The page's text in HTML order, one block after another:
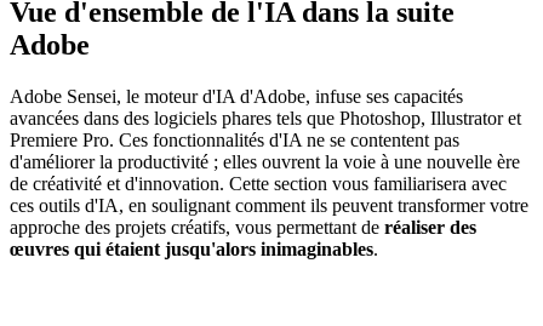
Vue d'ensemble de l'IA dans la suite
Adobe
Adobe Sensei, le moteur d'IA d'Adobe, infuse ses capacités
avancées dans des logiciels phares tels que Photoshop, Illustrator et
Premiere Pro. Ces fonctionnalités d'IA ne se contentent pas
d'améliorer la productivité ; elles ouvrent la voie à une nouvelle ère
de créativité et d'innovation. Cette section vous familiarisera avec
ces outils d'IA, en soulignant comment ils peuvent transformer votre
approche des projets créatifs, vous permettant de réaliser des
œuvres qui étaient jusqu'alors inimaginables.